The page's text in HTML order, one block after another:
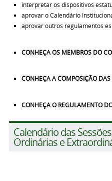
interpretar os dispositivos
aprovar o Calendário
aprovar outros regulamentos
CONHEÇA OS MEMBROS DO
CONHEÇA A COMPOSIÇÃO
CONHEÇA O REGULAMENTO
Calendário das Sessões
Ordinárias e